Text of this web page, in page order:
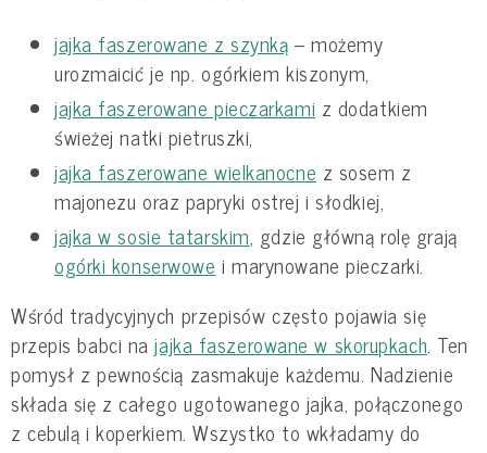
jajka faszerowane z szynką – możemy
urozmaicić je np. ogórkiem kiszonym,
jajka faszerowane pieczarkami z dodatkiem
świeżej natki pietruszki,
jajka faszerowane wielkanocne z sosem z
majonezu oraz papryki ostrej i słodkiej,
jajka w sosie tatarskim, gdzie główną rolę grają
ogórki konserwowe i marynowane pieczarki.
Wśród tradycyjnych przepisów często pojawia się
przepis babci najajka faszerowane w skorupkach. Ten
pomysł z pewnością zasmakuje każdemu. Nadzienie
składa się z całego ugotowanego jajka, połączonego
z cebulą i koperkiem. Wszystko to wkładamy do